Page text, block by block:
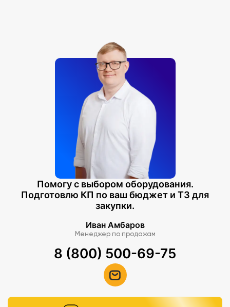
Помогу с выбором оборудования.
Подготовлю КП по ваш бюджет и ТЗ для
закупки.
Иван Амбаров
Менеджер по продажам
8 (800) 500-69-75